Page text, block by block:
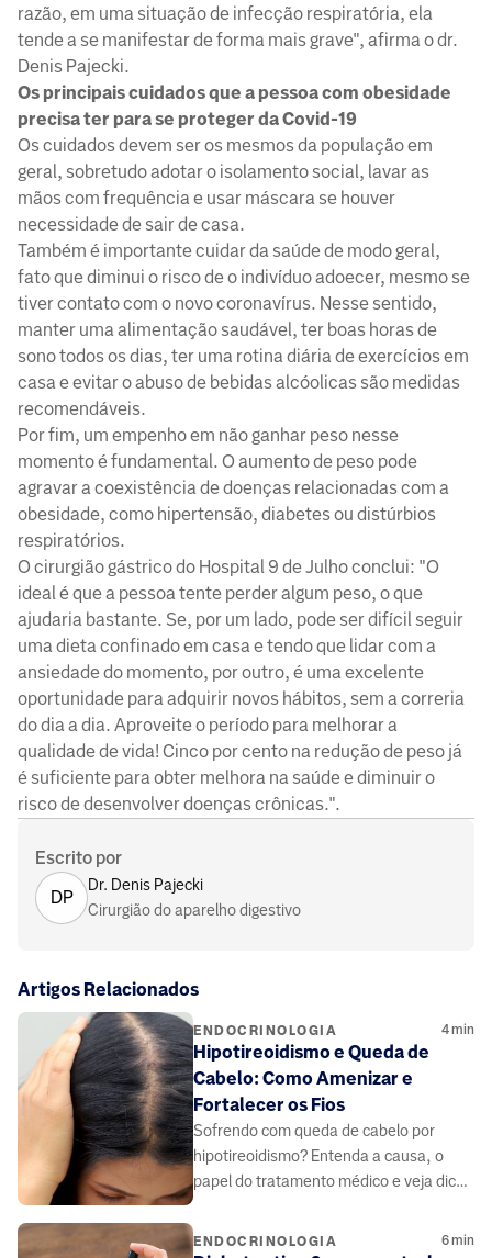
razão, em uma situação de infecção respiratória, ela
tende a se manifestar de forma mais grave", afirma o dr.
Denis Pajecki.
Os principais cuidados que a pessoa com obesidade
precisa ter para se proteger da Covid-19
Os cuidados devem ser os mesmos da população em
geral, sobretudo adotar o isolamento social, lavar as
mãos com frequência e usar máscara se houver
necessidade de sair de casa.
Também é importante cuidar da saúde de modo geral,
fato que diminui o risco de o indivíduo adoecer, mesmo se
tiver contato com o novo coronavírus. Nesse sentido,
manter uma alimentação saudável, ter boas horas de
sono todos os dias, ter uma rotina diária de exercícios em
casa e evitar o abuso de bebidas alcóolicas são medidas
recomendáveis.
Por fim, um empenho em não ganhar peso nesse
momento é fundamental. O aumento de peso pode
agravar a coexistência de doenças relacionadas com a
obesidade, como hipertensão, diabetes ou distúrbios
respiratórios.
O cirurgião gástrico do Hospital 9 de Julho conclui: "O
ideal é que a pessoa tente perder algum peso, o que
ajudaria bastante. Se, por um lado, pode ser difícil seguir
uma dieta confinado em casa e tendo que lidar com a
ansiedade do momento, por outro, é uma excelente
oportunidade para adquirir novos hábitos, sem a correria
do dia a dia. Aproveite o período para melhorar a
qualidade de vida! Cinco por cento na redução de peso já
é suficiente para obter melhora na saúde e diminuir o
risco de desenvolver doenças crônicas.".
Escrito por
DP
Dr. Denis Pajecki
Cirurgião do aparelho digestivo
Artigos Relacionados
ENDOCRINOLOGIA 4min
Hipotireoidismo e Queda de
Cabelo: Como Amenizar e
Fortalecer os Fios
Sofrendo com queda de cabelo por
hipotireoidismo? Entenda a causa, o
papel do tratamento médico e veja dicas
ENDOCRINOLOGIA 6min